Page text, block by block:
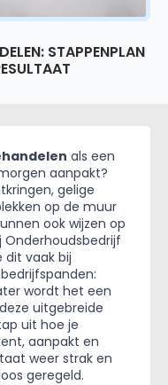
STAPPENPLAN
als een
aanpakt?
gelige
op de muur
ook wijzen op
Onderhoudsbedrijf
dit vaak bij
wordt het een
uitgebreide
uit hoe je
aanpakt en
weer strak en
geregeld.